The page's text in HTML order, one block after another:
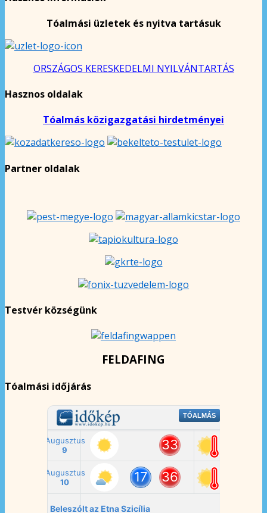
Tóalmási üzletek és nyitva tartásuk
ORSZÁGOS KERESKEDELMI NYILVÁNTARTÁS
Hasznos oldalak
Tóalmás közigazgatási hirdetményei
Partner oldalak
Testvér községünk
FELDAFING
Tóalmási időjárás